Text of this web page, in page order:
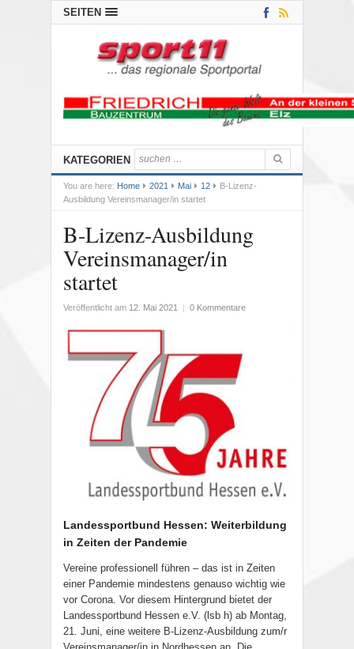
SEITEN
KATEGORIEN
You are here: Home 2021 Mai 12
B-Lizenz-
Ausbildung Vereinsmanager/in startet
B-Lizenz-Ausbildung
Vereinsmanager/in
startet
Veröffentlicht am 12. Mai 2021 0 Kommentare
Landessportbund Hessen: Weiterbildung
in Zeiten der Pandemie
Vereine professionell führen – das ist in Zeiten
einer Pandemie mindestens genauso wichtig wie
vor Corona. Vor diesem Hintergrund bietet der
Landessportbund Hessen e.V. (lsb h) ab Montag,
21. Juni, eine weitere B-Lizenz-Ausbildung zum/r